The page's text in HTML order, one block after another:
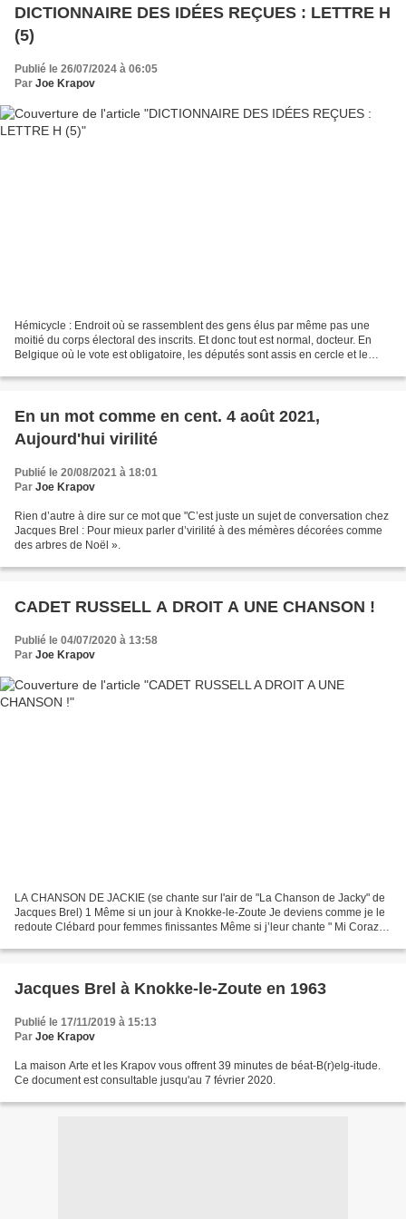
DICTIONNAIRE DES IDÉES REÇUES : LETTRE H
(5)
Publié le 26/07/2024 à 06:05
Par Joe Krapov
Hémicycle : Endroit où se rassemblent des gens élus par même pas une
moitié du corps électoral des inscrits. Et donc tout est normal, docteur. En
Belgique où le vote est obligatoire, les députés sont assis en cercle et le
En un mot comme en cent. 4 août 2021,
Aujourd'hui virilité
Publié le 20/08/2021 à 18:01
Par Joe Krapov
Rien d’autre à dire sur ce mot que "C’est juste un sujet de conversation chez
Jacques Brel : Pour mieux parler d’virilité à des mémères décorées comme
des arbres de Noël ».
CADET RUSSELL A DROIT A UNE CHANSON !
Publié le 04/07/2020 à 13:58
Par Joe Krapov
LA CHANSON DE JACKIE (se chante sur l'air de "La Chanson de Jacky" de
Jacques Brel) 1 Même si un jour à Knokke-le-Zoute Je deviens comme je le
redoute Clébard pour femmes finissantes Même si j’leur chante " Mi Corazon
Jacques Brel à Knokke-le-Zoute en 1963
Publié le 17/11/2019 à 15:13
Par Joe Krapov
La maison Arte et les Krapov vous offrent 39 minutes de béat-B(r)elg-itude.
Ce document est consultable jusqu'au 7 février 2020.